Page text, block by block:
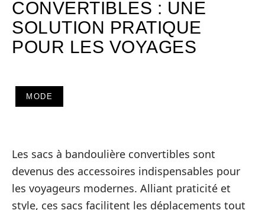
CONVERTIBLES : UNE
SOLUTION PRATIQUE
POUR LES VOYAGES
MODE
Les sacs à bandoulière convertibles sont
devenus des accessoires indispensables pour
les voyageurs modernes. Alliant praticité et
style, ces sacs facilitent les déplacements tout